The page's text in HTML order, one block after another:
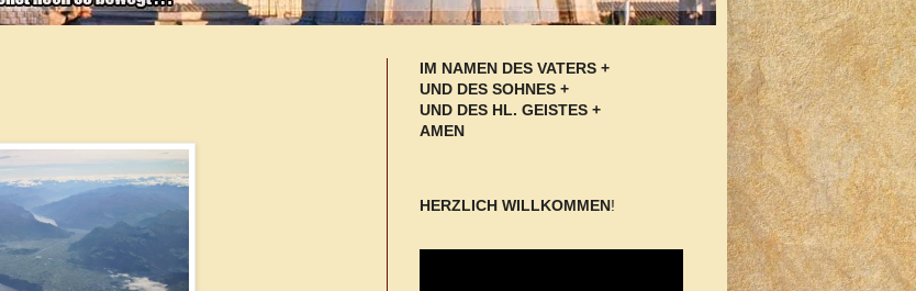
IM NAMEN DES VATERS +
UND DES SOHNES +
UND DES HL. GEISTES +
AMEN
HERZLICH WILLKOMMEN!